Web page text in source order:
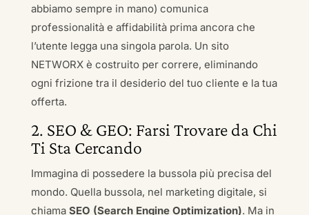
abbiamo sempre in mano) comunica
professionalità e affidabilità prima ancora che
l’utente legga una singola parola. Un sito
NETWORX è costruito per correre, eliminando
ogni frizione tra il desiderio del tuo cliente e la tua
offerta.
2. SEO & GEO: Farsi Trovare da Chi
Ti Sta Cercando
Immagina di possedere la bussola più precisa del
mondo. Quella bussola, nel marketing digitale, si
chiama SEO (Search Engine Optimization). Ma in